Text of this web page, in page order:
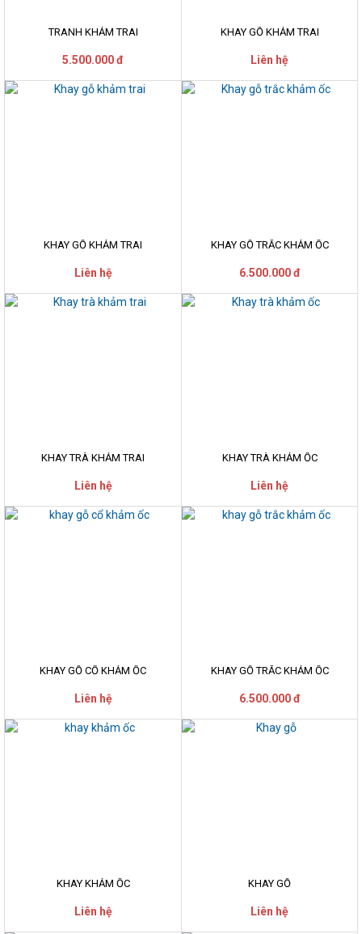
TRANH KHẢM TRAI
5.500.000 đ
KHAY GỖ KHẢM TRAI
Liên hệ
KHAY GỖ KHẢM TRAI
Liên hệ
KHAY GỖ TRẮC KHẢM ỐC
6.500.000 đ
KHAY TRÀ KHẢM TRAI
Liên hệ
KHAY TRÀ KHẢM ỐC
Liên hệ
KHAY GỖ CỔ KHẢM ỐC
Liên hệ
KHAY GỖ TRẮC KHẢM ỐC
6.500.000 đ
KHAY KHẢM ỐC
Liên hệ
KHAY GỖ
Liên hệ